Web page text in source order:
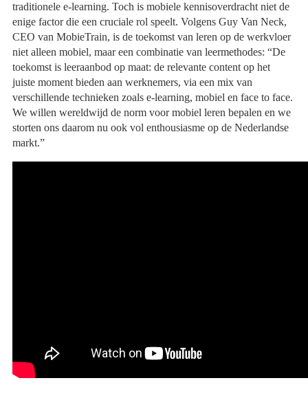
traditionele e-learning. Toch is mobiele kennisoverdracht niet de
enige factor die een cruciale rol speelt. Volgens Guy Van Neck,
CEO van MobieTrain, is de toekomst van leren op de werkvloer
niet alleen mobiel, maar een combinatie van leermethodes: “De
toekomst is leeraanbod op maat: de relevante content op het
juiste moment bieden aan werknemers, via een mix van
verschillende technieken zoals e-learning, mobiel en face to face.
We willen wereldwijd de norm voor mobiel leren bepalen en we
storten ons daarom nu ook vol enthousiasme op de Nederlandse
markt.”